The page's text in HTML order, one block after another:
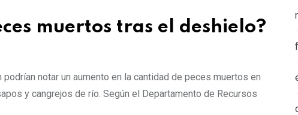
muertos tras el deshielo?
notar un aumento en la cantidad de peces muertos en
y cangrejos de río. Según el Departamento de Recursos